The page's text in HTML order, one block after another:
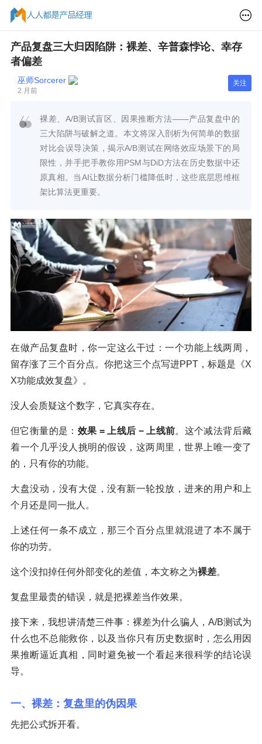
产品复盘三大归因陷阱：裸差、辛普森悖论、幸存
者偏差
巫师Sorcerer
2 月前
关注
裸差、A/B测试盲区、因果推断方法——产品复盘中的
三大陷阱与破解之道。本文将深入剖析为何简单的数据
对比会误导决策，揭示A/B测试在网络效应场景下的局
限性，并手把手教你用PSM与DiD方法在历史数据中还
原真相。当AI让数据分析门槛降低时，这些底层思维框
架比算法更重要。
在做产品复盘时，你一定这么干过：一个功能上线两周，
留存涨了三个百分点。你把这三个点写进PPT，标题是《X
X功能成效复盘》。
没人会质疑这个数字，它真实存在。
但它衡量的是： 效果 = 上线后 − 上线前。这个减法背后藏
着一个几乎没人挑明的假设，这两周里，世界上唯一变了
的，只有你的功能。
大盘没动，没有大促，没有新一轮投放，进来的用户和上
个月还是同一批人。
上述任何一条不成立，那三个百分点里就混进了本不属于
你的功劳。
这个没扣掉任何外部变化的差值，本文称之为裸差。
复盘里最贵的错误，就是把裸差当作效果。
接下来，我想讲清楚三件事：裸差为什么骗人，A/B测试为
什么也不总能救你，以及当你只有历史数据时，怎么用因
果推断逼近真相，同时避免被一个看起来很科学的结论误
导。
一、裸差：复盘里的伪因果
先把公式拆开看。